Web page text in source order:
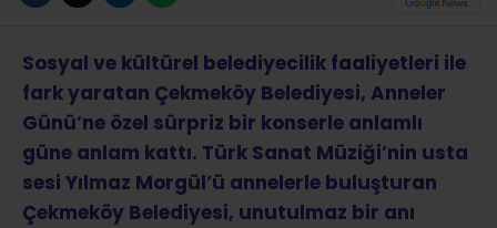
Sosyal ve kültürel belediyecilik faaliyetleri ile
fark yaratan Çekmeköy Belediyesi, Anneler
Günü’ne özel sürpriz bir konserle anlamlı
güne anlam kattı. Türk Sanat Müziği’nin usta
sesi Yılmaz Morgül’ü annelerle buluşturan
Çekmeköy Belediyesi, unutulmaz bir anı